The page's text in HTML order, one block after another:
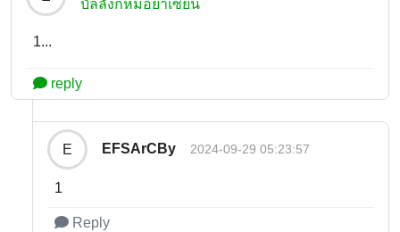
บัลลังก์หมอยาเซียน
1...
reply
E EFSArCBy 2024-09-29 05:23:57
1
Reply